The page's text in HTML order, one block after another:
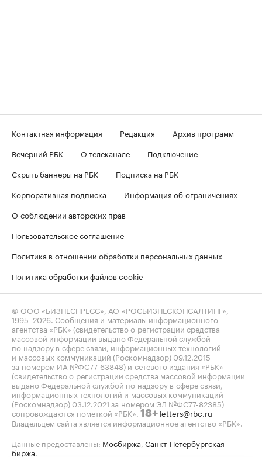
Контактная информация Редакция
Архив программ
Вечерний РБК
О телеканале
Подключение
Скрыть баннеры на РБК
Подписка на РБК
Корпоративная подписка
Информация об ограничениях
О соблюдении авторских прав
Пользовательское соглашение
Политика в отношении обработки персональных данных
Политика обработки файлов cookie
© ООО «БИЗНЕСПРЕСС», АО «РОСБИЗНЕСКОНСАЛТИНГ»,
1995–2026 . Сообщения и материалы информационного
агентства «РБК» (свидетельство о регистрации средства
массовой информации выдано Федеральной службой
по надзору в сфере связи, информационных технологий
и массовых коммуникаций (Роскомнадзор) 09.12.2015
за номером ИА №ФС77-63848) и сетевого издания «РБК»
(свидетельство о регистрации средства массовой информации
выдано Федеральной службой по надзору в сфере связи,
информационных технологий и массовых коммуникаций
(Роскомнадзор) 03.12.2021 за номером ЭЛ №ФС77-82385)
сопровождаются пометкой «РБК». 18+ letters@rbc.ru
Владельцем сайта является информационное агентство «РБК».
Данные предоставлены: Мосбиржа Санкт-Петербургская
биржа